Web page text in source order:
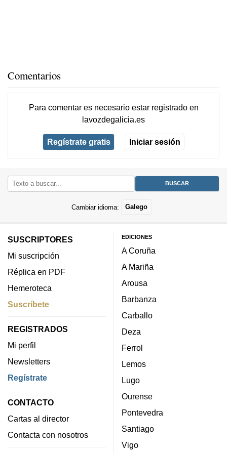
Comentarios
Para comentar es necesario estar registradoen
lavozdegalicia.es
Regístrate gratis Iniciar sesión
Cambiar idioma: Galego
SUSCRIPTORES
Mi suscripción
Réplica en PDF
Hemeroteca
Suscríbete
REGISTRADOS
Mi perfil
Newsletters
Regístrate
CONTACTO
Cartas al director
Contacta con nosotros
EDICIONES
A Coruña
A Mariña
Arousa
Barbanza
Carballo
Deza
Ferrol
Lemos
Lugo
Ourense
Pontevedra
Santiago
Vigo